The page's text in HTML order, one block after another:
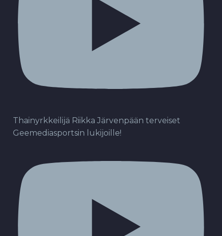
Thainyrkkeilijä Riikka Järvenpään terveiset
Geemediasportsin lukijoille!